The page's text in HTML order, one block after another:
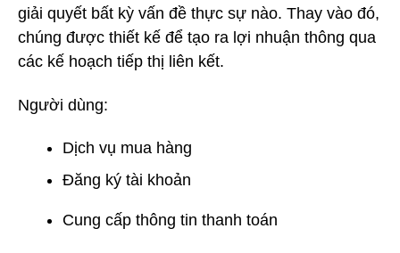
giải quyết bất kỳ vấn đề thực sự nào. Thay vào đó,
chúng được thiết kế để tạo ra lợi nhuận thông qua
các kế hoạch tiếp thị liên kết.
Người dùng:
Dịch vụ mua hàng
Đăng ký tài khoản
Cung cấp thông tin thanh toán